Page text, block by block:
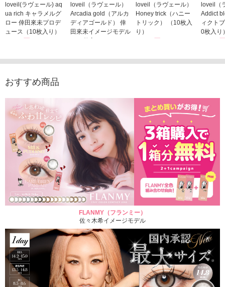
loveil(ラヴェール) aq
ua rich キャラメルグ
ロー 倖田來未プロデ
ュース（10枚入り）
loveil（ラヴェール）
Arcadia gold（アルカ
ディアゴールド） 倖
田來未イメージモデル
loveil（ラヴェール）
Honey trick（ハニー
トリック） （10枚入
り）
loveil（
Addict
ィクト
0枚入り
おすすめ商品
FLANMY（フランミー）
佐々木希イメージモデル